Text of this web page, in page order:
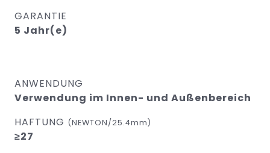
GARANTIE
5 Jahr(e)
ANWENDUNG
Verwendung im Innen- und Außenbereich
HAFTUNG (NEWTON/25.4mm)
≥27